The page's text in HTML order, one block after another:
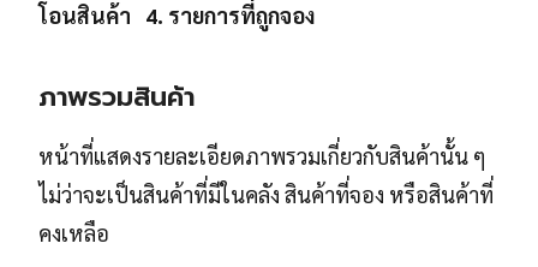
โอนสินค้า 4. รายการที่ถูกจอง
ภาพรวมสินค้า
หน้าที่แสดงรายละเอียดภาพรวมเกี่ยวกับสินค้านั้น ๆ
ไม่ว่าจะเป็นสินค้าที่มีในคลัง สินค้าที่จอง หรือสินค้าที่
คงเหลือ